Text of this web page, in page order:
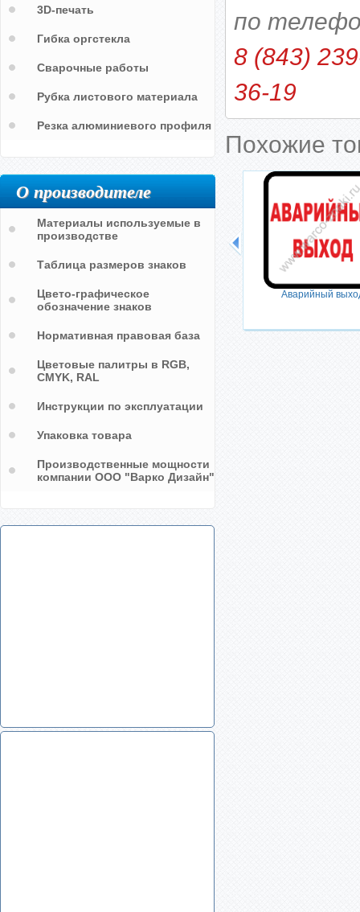
по
8 (843)
36-19
Похожие
Аварийный
3D-печать
Гибка оргстекла
Сварочные работы
Рубка листового материала
Резка алюминиевого профиля
О производителе
Материалы используемые в
производстве
Таблица размеров знаков
Цвето-графическое
обозначение знаков
Нормативная правовая база
Цветовые палитры в RGB,
CMYK, RAL
Инструкции по эксплуатации
Упаковка товара
Производственные мощности
компании ООО "Варко Дизайн"